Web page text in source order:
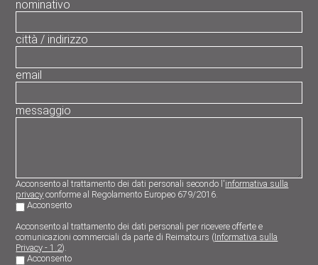
nominativo
città / indirizzo
email
messaggio
Acconsento al trattamento dei dati personali secondo l'informativa sulla
privacy conforme al Regolamento Europeo 679/2016.
Acconsento
Acconsento al trattamento dei dati personali per ricevere offerte e
comunicazioni commerciali da parte di Reimatours (Informativa sulla
Privacy - 1.2).
Acconsento